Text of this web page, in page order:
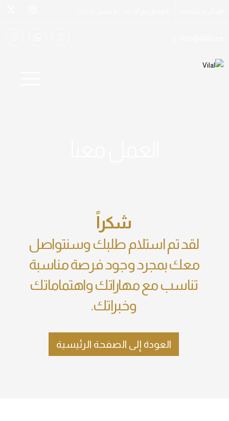
شكراً
لقد تم استلام طلبك وسنتواصل
معك بمجرد وجود فرصة مناسبة
تناسب مع مهاراتك واهتماماتك
وخبراتك.
العودة إلى الصفحة الرئيسية